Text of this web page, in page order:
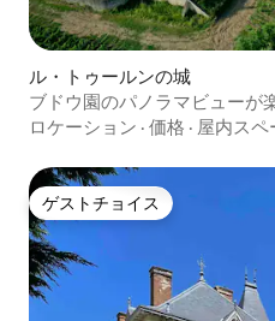
ル・トゥールンの城
ブドウ園のパノラマビューが
ロケーション · 価格 · 屋内スペ
ゲストチョイス
ゲストチョイス